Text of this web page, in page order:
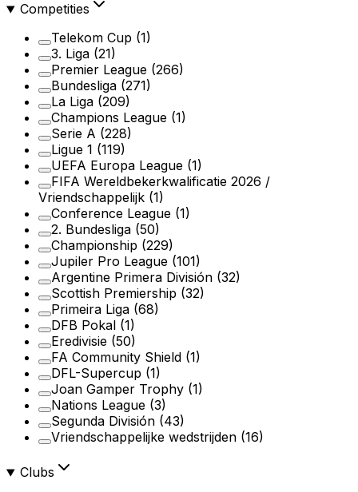
Competities
Telekom Cup (1)
3. Liga (21)
Premier League (266)
Bundesliga (271)
La Liga (209)
Champions League (1)
Serie A (228)
Ligue 1 (119)
UEFA Europa League (1)
FIFA Wereldbekerkwalificatie 2026 /
Vriendschappelijk (1)
Conference League (1)
2. Bundesliga (50)
Championship (229)
Jupiler Pro League (101)
Argentine Primera División (32)
Scottish Premiership (32)
Primeira Liga (68)
DFB Pokal (1)
Eredivisie (50)
FA Community Shield (1)
DFL-Supercup (1)
Joan Gamper Trophy (1)
Nations League (3)
Segunda División (43)
Vriendschappelijke wedstrijden (16)
Clubs